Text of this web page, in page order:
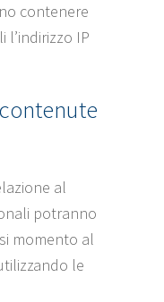
contenere
l’indirizzo IP
al
potranno
momento al
le